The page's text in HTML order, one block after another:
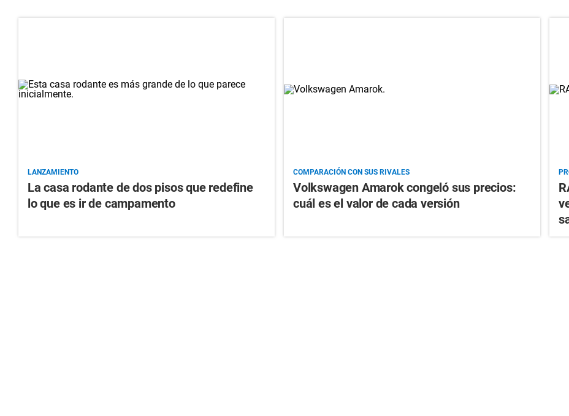
LANZAMIENTO
La casa rodante de dos pisos que redefine
lo que es ir de campamento
COMPARACIÓN CON SUS RIVALES
Volkswagen Amarok congeló sus precios:
cuál es el valor de cada versión